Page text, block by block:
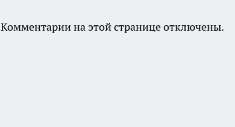
Комментарии на этой странице отключены.